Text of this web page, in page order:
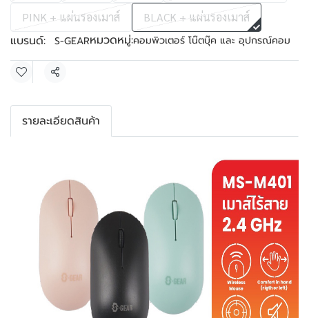
PINK + แผ่นรองเมาส์
BLACK + แผ่นรองเมาส์
แบรนด์: S-GEARหมวดหมู่:คอมพิวเตอร์ โน๊ตบุ๊ค และ อุปกรณ์คอม
แชร์
รายละเอียดสินค้า